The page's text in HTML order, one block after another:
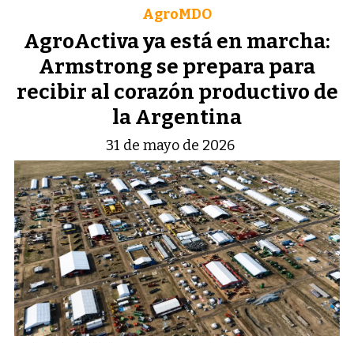
AgroActiva ya está en marcha:
Armstrong se prepara para
recibir al corazón productivo de
la Argentina
AgroMDO
31 de mayo de 2026